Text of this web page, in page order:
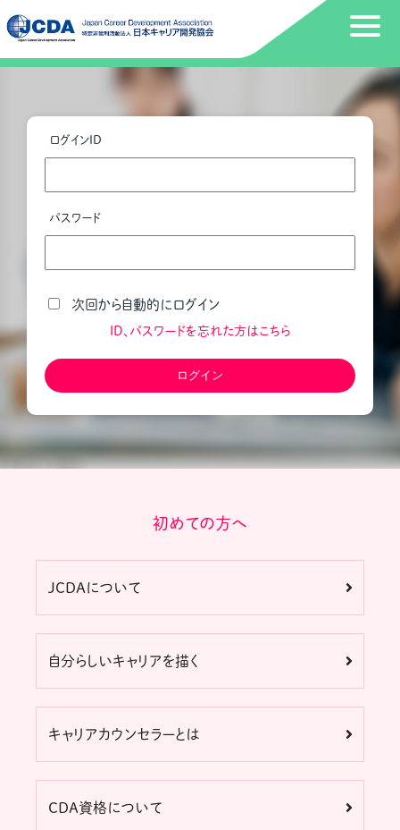
ログインID
パスワード
次回から自動的にログイン
ID、パスワードを忘れた方はこちら
初めての方へ
JCDAについて
自分らしいキャリアを描く
キャリアカウンセラーとは
CDA資格について